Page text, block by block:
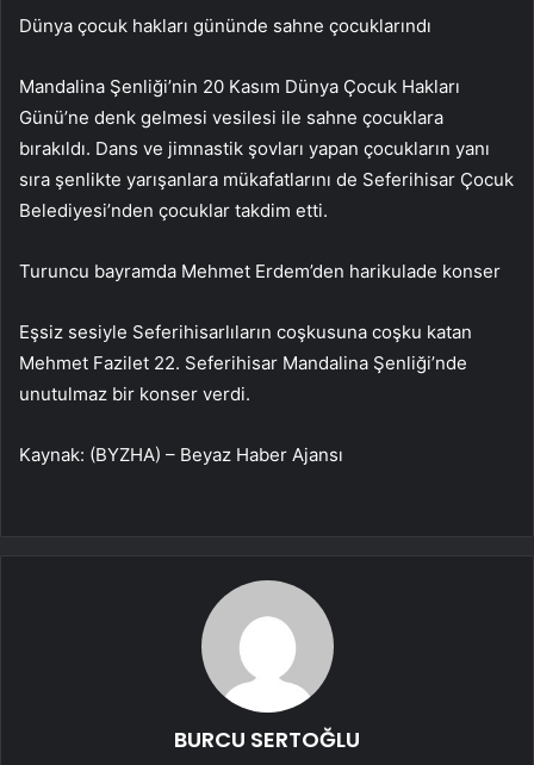
Dünya çocuk hakları gününde sahne çocuklarındı
Mandalina Şenliği’nin 20 Kasım Dünya Çocuk Hakları
Günü’ne denk gelmesi vesilesi ile sahne çocuklara
bırakıldı. Dans ve jimnastik şovları yapan çocukların yanı
sıra şenlikte yarışanlara mükafatlarını de Seferihisar Çocuk
Belediyesi’nden çocuklar takdim etti.
Turuncu bayramda Mehmet Erdem’den harikulade konser
Eşsiz sesiyle Seferihisarlıların coşkusuna coşku katan
Mehmet Fazilet 22. Seferihisar Mandalina Şenliği’nde
unutulmaz bir konser verdi.
Kaynak: (BYZHA) – Beyaz Haber Ajansı
BURCU SERTOĞLU